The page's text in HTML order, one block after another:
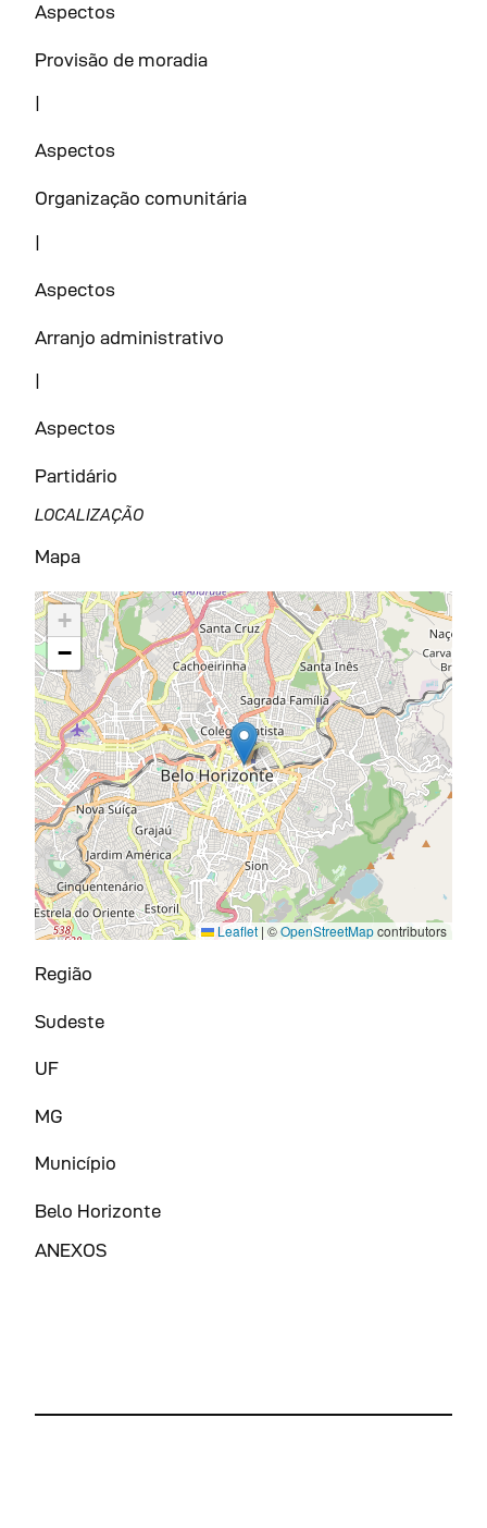
Aspectos
Provisão de moradia
Aspectos
Organização comunitária
Aspectos
Arranjo administrativo
Aspectos
Partidário
LOCALIZAÇÃO
Mapa
+
−
Leaflet | ©OpenStreetMapcontributors
Região
Sudeste
UF
MG
Município
Belo Horizonte
ANEXOS